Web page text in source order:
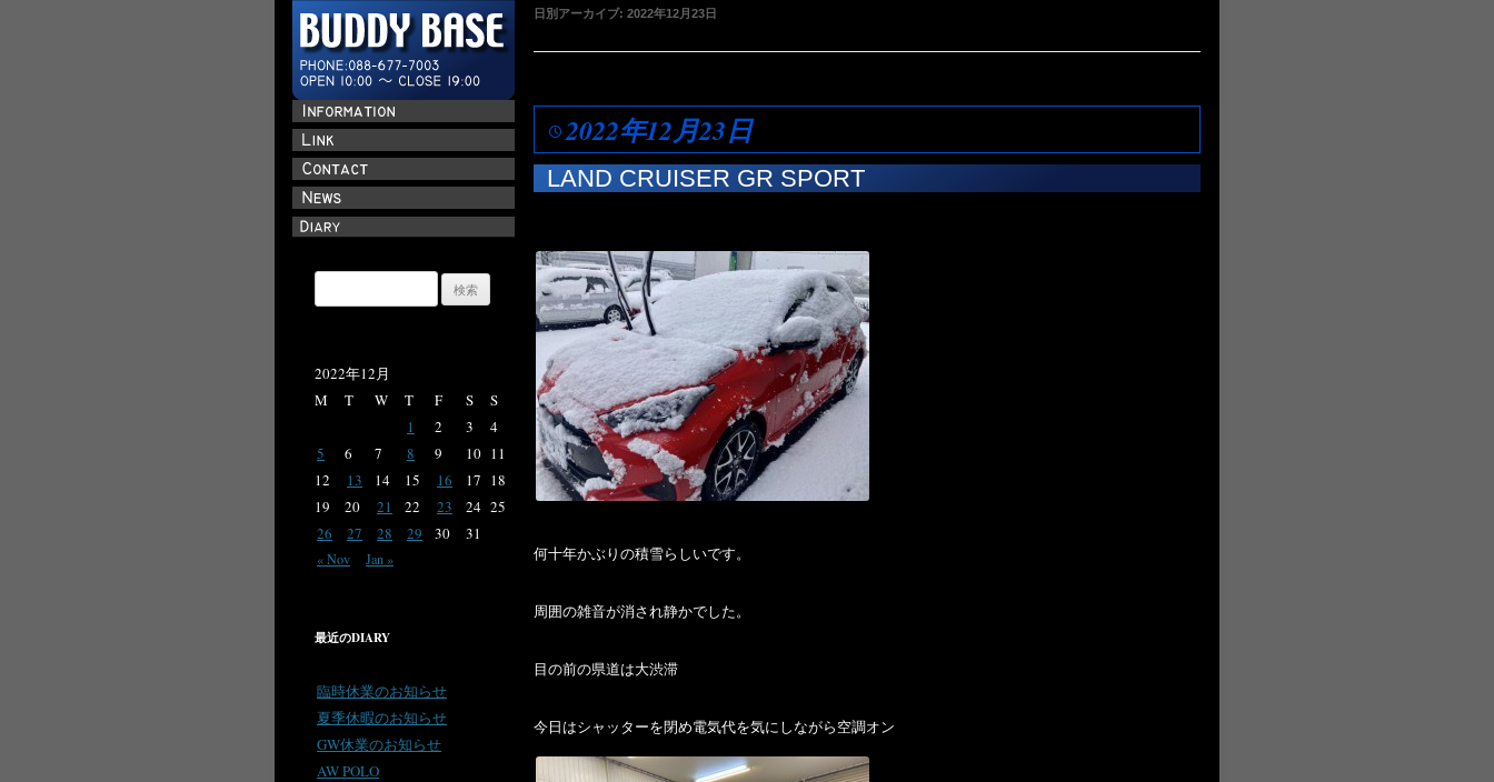
日別アーカイブ: 2022年12月23日
2022年12月23日
LAND CRUISER GR SPORT
何十年かぶりの積雪らしいです。
周囲の雑音が消され静かでした。
目の前の県道は大渋滞
今日はシャッターを閉め電気代を気にしながら空調オン
索:
2022年12月
M
T W T F S
S
1
2 3
4
5
6 7 8 9 10 11
12
13 14 15 16 17 18
19
20 21 22 23 24 25
26
27 28 29 30 31
« Nov Jan »
最近のDIARY
臨時休業のお知らせ
夏季休暇のお知らせ
GW休業のお知らせ
AW POLO